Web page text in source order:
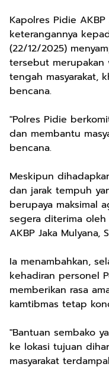
Kapolres Pidie AKBP
keterangannya
(22/12/2025)
tersebut merupakan
tengah masyarakat,
bencana.
"Polres Pidie
dan membantu
bencana.
Meskipun
dan jarak tempuh
berupaya maksimal
segera diterima oleh
AKBP Jaka Mulyana,
Ia menambahkan,
kehadiran personel
memberikan rasa
kamtibmas tetap
"Bantuan sembako
ke lokasi tujuan
masyarakat